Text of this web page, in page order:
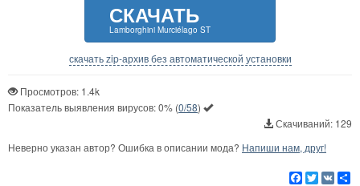
СКАЧАТЬ
Lamborghini Murciélago ST
скачать zip-архив без автоматической установки
Просмотров: 1.4k
Показатель выявления вирусов:0% (0/58)
Скачиваний: 129
Неверно указан автор? Ошибка в описании мода? Напиши нам, друг!
Facebook
Twitter
VK